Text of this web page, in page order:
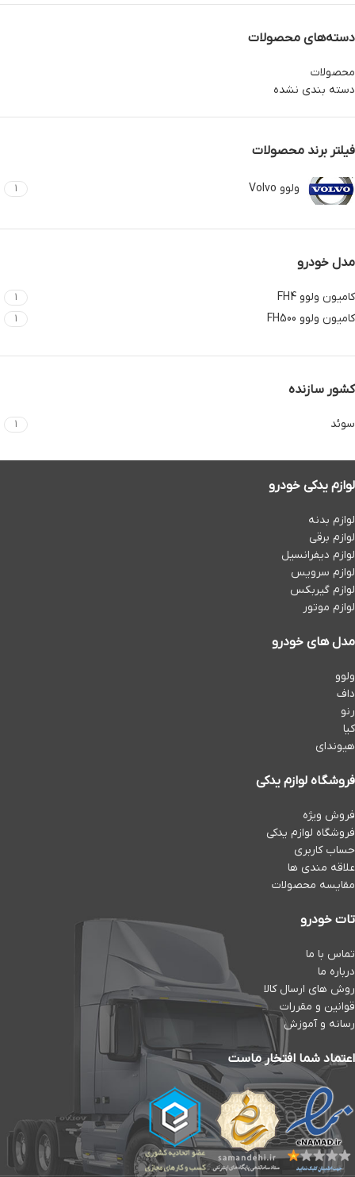
دسته‌های محصولات
محصولات
دسته بندی نشده
فیلتر برند محصولات
ولوو Volvo 1
مدل خودرو
کامیون ولوو FH4 1
کامیون ولوو FH500 1
کشور سازنده
سوئد 1
لوازم یدکی خودرو
لوازم بدنه
لوازم برقی
لوازم دیفرانسیل
لوازم سرویس
لوازم گیربکس
لوازم موتور
مدل های خودرو
ولوو
داف
رنو
کیا
هیوندای
فروشگاه لوازم یدکی
فروش ویژه
فروشگاه لوازم یدکی
حساب کاربری
علاقه مندی ها
مقایسه محصولات
تات خودرو
تماس با ما
درباره ما
روش های ارسال کالا
قوانین و مقررات
رسانه و آموزش
اعتماد شما افتخار ماست